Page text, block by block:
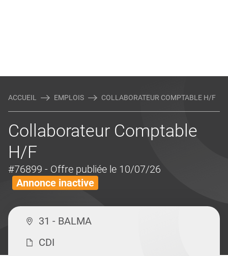
ACCUEIL EMPLOIS COLLABORATEUR COMPTABLE H/F
Collaborateur Comptable
H/F
#76899 - Offre publiée le 10/07/26
Annonce inactive
31 - BALMA
CDI